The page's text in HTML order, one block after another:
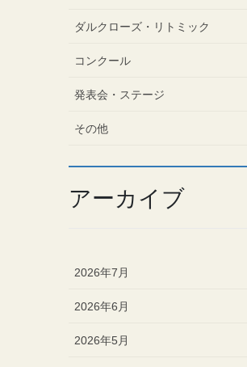
ダルクローズ・リトミック
コンクール
発表会・ステージ
その他
アーカイブ
2026年7月
2026年6月
2026年5月